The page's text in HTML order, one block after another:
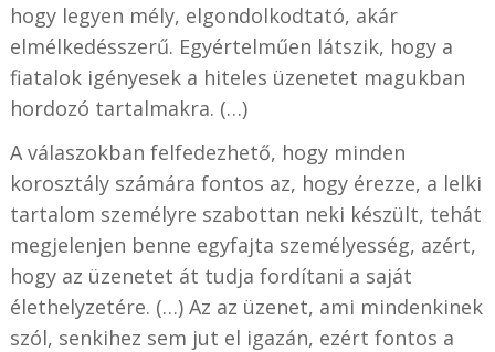
hogy legyen mély, elgondolkodtató, akár
elmélkedésszerű. Egyértelműen látszik, hogy a
fiatalok igényesek a hiteles üzenetet magukban
hordozó tartalmakra. (…)
A válaszokban felfedezhető, hogy minden
korosztály számára fontos az, hogy érezze, a lelki
tartalom személyre szabottan neki készült, tehát
megjelenjen benne egyfajta személyesség, azért,
hogy az üzenetet át tudja fordítani a saját
élethelyzetére. (…) Az az üzenet, ami mindenkinek
szól, senkihez sem jut el igazán, ezért fontos a